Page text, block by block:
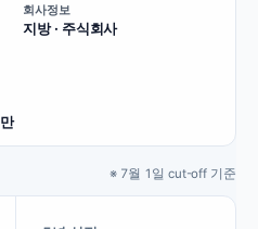
회사정보
지방 · 주식회사
※ 7월 1일 cut-off 기준